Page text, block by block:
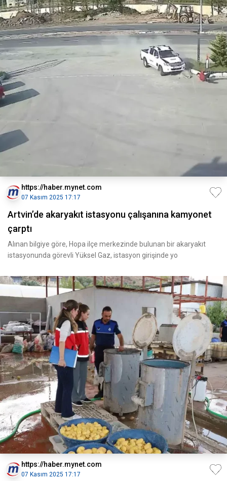
https://haber.mynet.com
07 Kasım 2025 17:17
Artvin’de akaryakıt istasyonu çalışanına kamyonet
çarptı
Alınan bilgiye göre, Hopa ilçe merkezinde bulunan bir akaryakıt
istasyonunda görevli Yüksel Gaz, istasyon girişinde yo
https://haber.mynet.com
07 Kasım 2025 17:17